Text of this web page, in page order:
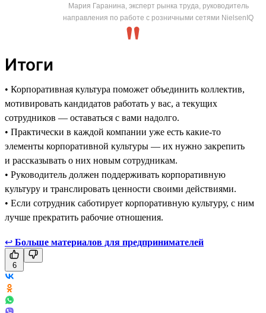
Мария Гаранина, эксперт рынка труда, руководитель
направления по работе с розничными сетями NielsenIQ
Итоги
• Корпоративная культура поможет объединить коллектив,
мотивировать кандидатов работать у вас, а текущих
сотрудников — оставаться с вами надолго.
• Практически в каждой компании уже есть какие-то
элементы корпоративной культуры — их нужно закрепить
и рассказывать о них новым сотрудникам.
• Руководитель должен поддерживать корпоративную
культуру и транслировать ценности своими действиями.
• Если сотрудник саботирует корпоративную культуру, с ним
лучше прекратить рабочие отношения.
↩ Больше материалов для предпринимателей
6